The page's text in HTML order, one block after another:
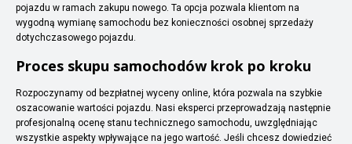
pojazdu w ramach zakupu nowego. Ta opcja pozwala klientom na
wygodną wymianę samochodu bez konieczności osobnej sprzedaży
dotychczasowego pojazdu.
Proces skupu samochodów krok po kroku
Rozpoczynamy od bezpłatnej wyceny online, która pozwala na szybkie
oszacowanie wartości pojazdu. Nasi eksperci przeprowadzają następnie
profesjonalną ocenę stanu technicznego samochodu, uwzględniając
wszystkie aspekty wpływające na jego wartość. Jeśli chcesz dowiedzieć